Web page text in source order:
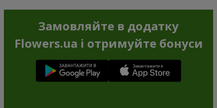
Замовляйте в додатку
Flowers.ua і отримуйте бонуси